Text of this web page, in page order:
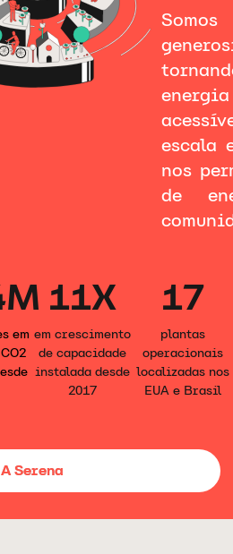
escala
nos
de
em
11X
em crescimento
de capacidade
instalada desde
2017
17
plantas
operacionais
localizadas nos
EUA e Brasil
A Serena